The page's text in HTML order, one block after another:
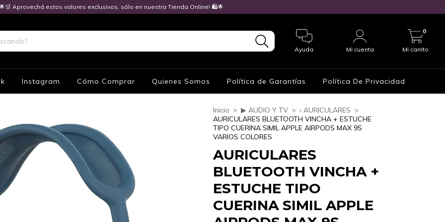
Aprovechá estos valores exclusivos, sólo en nuestra Tienda Online! 🛍️🌟
Ayuda Mi cuenta Mi carrito
0
Instagram Cómo Comprar Quienes Somos Política de Garantías Política De Privacidad
Inicio > ▶ AUDIO Y TV > › AURICULARES >
AURICULARES BLUETOOTH VINCHA + ESTUCHE
TIPO CUERINA SIMIL APPLE AIRPODS MAX 9S
VARIOS COLORES
AURICULARES
BLUETOOTH VINCHA +
ESTUCHE TIPO
CUERINA SIMIL APPLE